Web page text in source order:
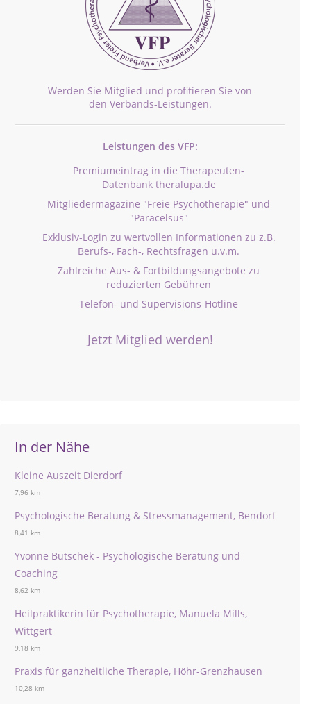
Werden Sie Mitglied und profitieren Sie von
den Verbands-Leistungen.
Leistungen des VFP:
Premiumeintrag in die Therapeuten-
Datenbank theralupa.de
Mitgliedermagazine "Freie Psychotherapie" und
"Paracelsus"
Exklusiv-Login zu wertvollen Informationen zu z.B.
Berufs-, Fach-, Rechtsfragen u.v.m.
Zahlreiche Aus- & Fortbildungsangebote zu
reduzierten Gebühren
Telefon- und Supervisions-Hotline
Jetzt Mitglied werden!
In der Nähe
Kleine Auszeit Dierdorf
7,96 km
Psychologische Beratung & Stressmanagement, Bendorf
8,41 km
Yvonne Butschek - Psychologische Beratung und
Coaching
8,62 km
Heilpraktikerin für Psychotherapie, Manuela Mills,
Wittgert
9,18 km
Praxis für ganzheitliche Therapie, Höhr-Grenzhausen
10,28 km